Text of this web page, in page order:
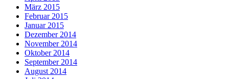
März 2015
Februar 2015
Januar 2015
Dezember 2014
November 2014
Oktober 2014
September 2014
August 2014